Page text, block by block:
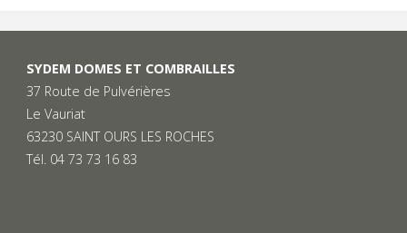
SYDEM DOMES ET COMBRAILLES
37 Route de Pulvérières
Le Vauriat
63230 SAINT OURS LES ROCHES
Tél. 04 73 73 16 83